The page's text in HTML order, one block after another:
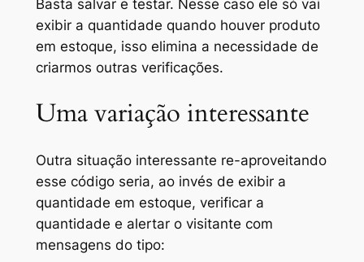
Basta salvar e testar. Nesse caso ele só vai
exibir a quantidade quando houver produto
em estoque, isso elimina a necessidade de
criarmos outras verificações.
Uma variação interessante
Outra situação interessante re-aproveitando
esse código seria, ao invés de exibir a
quantidade em estoque, verificar a
quantidade e alertar o visitante com
mensagens do tipo: